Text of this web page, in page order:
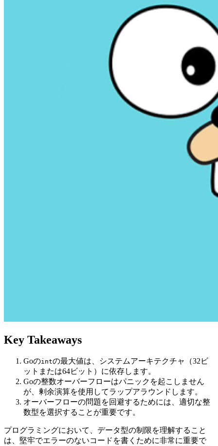
Key Takeaways
Goのintの最大値は、システムアーキテクチャ（32ビ
ットまたは64ビット）に依存します。
Goの整数オーバーフローはパニックを起こしません
が、剰余演算を使用してラップアラウンドします。
オーバーフローの問題を回避するためには、適切な整
数型を選択することが重要です。
プログラミングにおいて、データ型の制限を理解すること
は、堅牢でエラーのないコードを書くために非常に重要で